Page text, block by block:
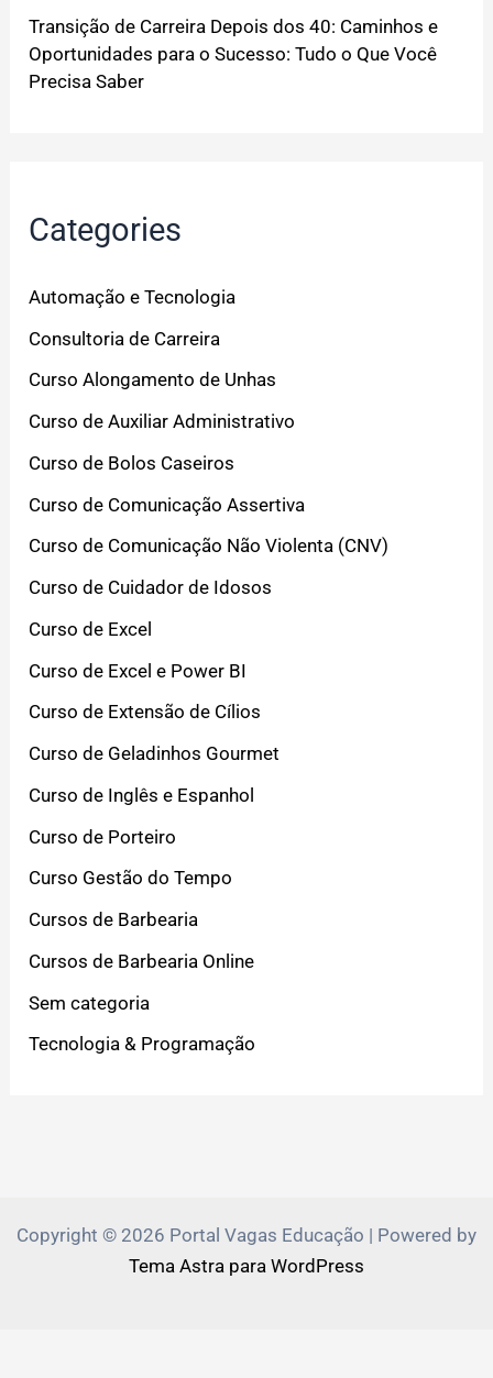
Transição de Carreira Depois dos 40: Caminhos e
Oportunidades para o Sucesso: Tudo o Que Você
Precisa Saber
Categories
Automação e Tecnologia
Consultoria de Carreira
Curso Alongamento de Unhas
Curso de Auxiliar Administrativo
Curso de Bolos Caseiros
Curso de Comunicação Assertiva
Curso de Comunicação Não Violenta (CNV)
Curso de Cuidador de Idosos
Curso de Excel
Curso de Excel e Power BI
Curso de Extensão de Cílios
Curso de Geladinhos Gourmet
Curso de Inglês e Espanhol
Curso de Porteiro
Curso Gestão do Tempo
Cursos de Barbearia
Cursos de Barbearia Online
Sem categoria
Tecnologia & Programação
Copyright © 2026 Portal Vagas Educação | Powered by
Tema Astra para WordPress